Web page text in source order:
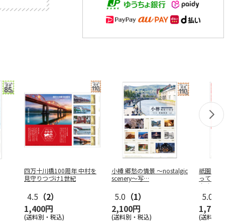
四万十川橋100周年 中村を
見守りつづけ1世紀
4.5 （2）
1,400円
(送料別・税込)
小樽 郷愁の情景 ～nostalgic
scenery～写…
5.0 （1）
2,100円
(送料別・税込)
祇園祭 「日
ってよかっ
やす
5.0
1,700円
(送料別・税